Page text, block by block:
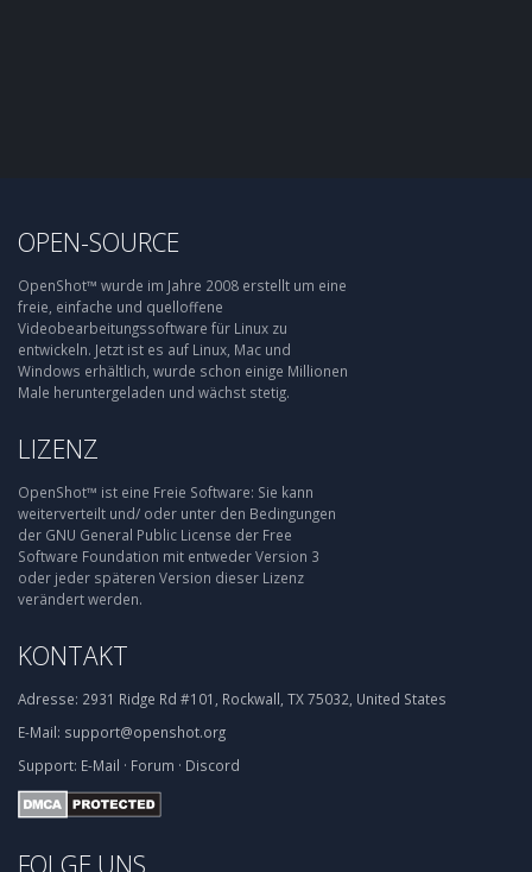
OPEN-SOURCE
OpenShot™ wurde im Jahre 2008 erstellt um eine
freie, einfache und quelloffene
Videobearbeitungssoftware für Linux zu
entwickeln. Jetzt ist es auf Linux, Mac und
Windows erhältlich, wurde schon einige Millionen
Male heruntergeladen und wächst stetig.
LIZENZ
OpenShot™ ist eine Freie Software: Sie kann
weiterverteilt und/ oder unter den Bedingungen
der GNU General Public License der Free
Software Foundation mit entweder Version 3
oder jeder späteren Version dieser Lizenz
verändert werden.
KONTAKT
Adresse: 2931 Ridge Rd #101, Rockwall, TX 75032, United States
E-Mail: support@openshot.org
Support: E-Mail · Forum · Discord
FOLGE UNS